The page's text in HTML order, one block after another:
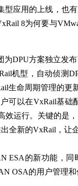
型应用的上线，也
8为何要与
DPU方案独立发布
机型，自动侦测
生命周期管理的更
以在VxRail基础
效运行。关键的是
全新的VxRail，让
的新功能，同
OSA的用户管理